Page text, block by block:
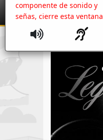
componente de sonido y
señas, cierre esta ventana